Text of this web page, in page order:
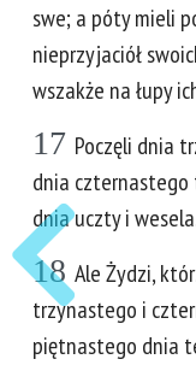
swe; a póty mieli
nieprzyjaciół
wszakże na łupy
17 Poczęli dnia
dnia czternastego
dnia uczty i
18 Ale Żydzi,
trzynastego i
piętnastego dnia